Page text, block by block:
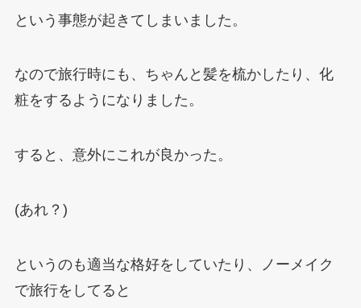
という事態が起きてしまいました。
なので旅行時にも、ちゃんと髪を梳かしたり、化
粧をするようになりました。
すると、意外にこれが良かった。
(あれ？)
というのも適当な格好をしていたり、ノーメイク
で旅行をしてると